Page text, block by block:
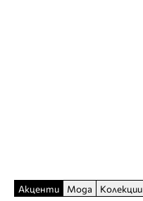
Акценти Мода Колекции